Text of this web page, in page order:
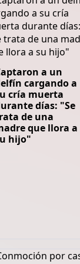
a un
cargando a
cría muerta
días: "Se
de una
que llora a
hijo"